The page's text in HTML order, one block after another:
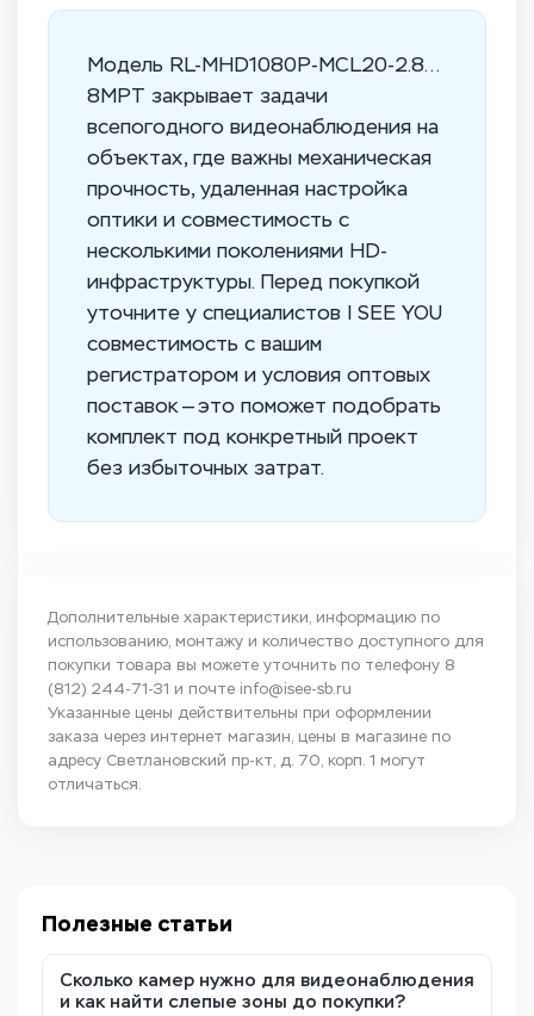
Модель RL-MHD1080P-MCL20-2.8…
8MPT закрывает задачи
всепогодного видеонаблюдения на
объектах, где важны механическая
прочность, удаленная настройка
оптики и совместимость с
несколькими поколениями HD-
инфраструктуры. Перед покупкой
уточните у специалистов I SEE YOU
совместимость с вашим
регистратором и условия оптовых
поставок — это поможет подобрать
комплект под конкретный проект
без избыточных затрат.
Дополнительные характеристики, информацию по
использованию, монтажу и количество доступного для
покупки товара вы можете уточнить по телефону 8
(812) 244-71-31 и почте info@isee-sb.ru
Указанные цены действительны при оформлении
заказа через интернет магазин, цены в магазине по
адресу Светлановский пр-кт, д. 70, корп. 1 могут
отличаться.
Полезные статьи
Сколько камер нужно для видеонаблюдения
и как найти слепые зоны до покупки?